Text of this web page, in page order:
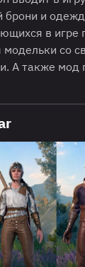
брони и
в игре
со
А также мод